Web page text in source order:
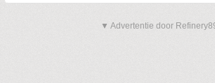
▼ Advertentie door